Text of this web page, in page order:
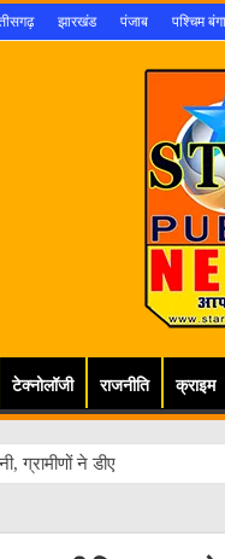
झारखंड पंजाब पश्चिम
टेक्नोलॉजी राजनीति क्राइम
ने डीएम से लगाई गुहार